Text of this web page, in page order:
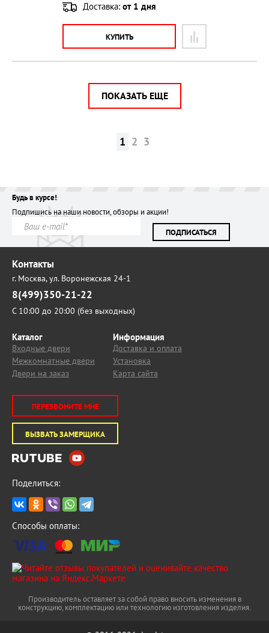
Доставка: от 1 дня
КУПИТЬ
ПОКАЗАТЬ ЕЩЕ
1 2 3
Будь в курсе!
Подпишись на наши новости, обзоры и акции!
ПОДПИСАТЬСЯ
Контакты
г. Москва,ул. Воронежская 24-1
8(499)350-21-22
С 10:00 до 20:00 (без выходных)
Каталог
Входные двери
Межкомнатные двери
Двери на заказ
Информация
Доставка и оплата
Установка
Карта сайта
ПЕРЕЗВОНИТЕ МНЕ
ВЫЗВАТЬ ЗАМЕРЩИКА
Поделиться:
Способы оплаты:
Производитель оставляет за собой право вносить изменения в
конструкцию, комплектацию или технологию изготовления изделия.